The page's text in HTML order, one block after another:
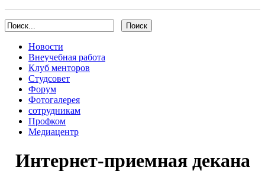
Новости
Внеучебная работа
Клуб менторов
Студсовет
Форум
Фотогалерея
сотрудникам
Профком
Медиацентр
Интернет-приемная декана